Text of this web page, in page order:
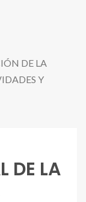
DE LA
Y
DE LA